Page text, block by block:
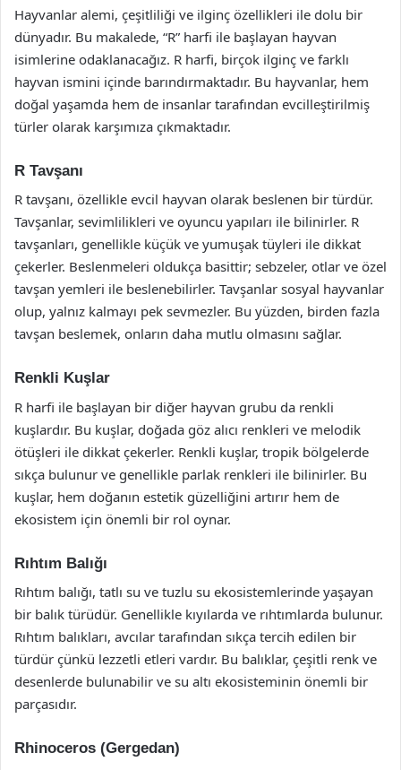
Hayvanlar alemi, çeşitliliği ve ilginç özellikleri ile dolu bir
dünyadır. Bu makalede, “R” harfi ile başlayan hayvan
isimlerine odaklanacağız. R harfi, birçok ilginç ve farklı
hayvan ismini içinde barındırmaktadır. Bu hayvanlar, hem
doğal yaşamda hem de insanlar tarafından evcilleştirilmiş
türler olarak karşımıza çıkmaktadır.
R Tavşanı
R tavşanı, özellikle evcil hayvan olarak beslenen bir türdür.
Tavşanlar, sevimlilikleri ve oyuncu yapıları ile bilinirler. R
tavşanları, genellikle küçük ve yumuşak tüyleri ile dikkat
çekerler. Beslenmeleri oldukça basittir; sebzeler, otlar ve özel
tavşan yemleri ile beslenebilirler. Tavşanlar sosyal hayvanlar
olup, yalnız kalmayı pek sevmezler. Bu yüzden, birden fazla
tavşan beslemek, onların daha mutlu olmasını sağlar.
Renkli Kuşlar
R harfi ile başlayan bir diğer hayvan grubu da renkli
kuşlardır. Bu kuşlar, doğada göz alıcı renkleri ve melodik
ötüşleri ile dikkat çekerler. Renkli kuşlar, tropik bölgelerde
sıkça bulunur ve genellikle parlak renkleri ile bilinirler. Bu
kuşlar, hem doğanın estetik güzelliğini artırır hem de
ekosistem için önemli bir rol oynar.
Rıhtım Balığı
Rıhtım balığı, tatlı su ve tuzlu su ekosistemlerinde yaşayan
bir balık türüdür. Genellikle kıyılarda ve rıhtımlarda bulunur.
Rıhtım balıkları, avcılar tarafından sıkça tercih edilen bir
türdür çünkü lezzetli etleri vardır. Bu balıklar, çeşitli renk ve
desenlerde bulunabilir ve su altı ekosisteminin önemli bir
parçasıdır.
Rhinoceros (Gergedan)